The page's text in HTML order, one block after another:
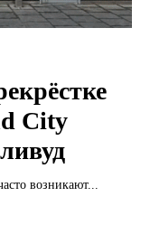
City
возникают...